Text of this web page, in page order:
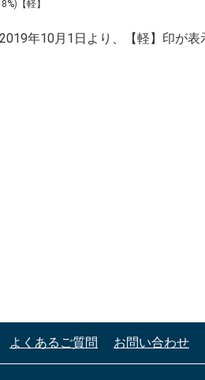
8%)【軽】
年10月1日より、【軽】印が表
よくあるご質問 お問い合わせ